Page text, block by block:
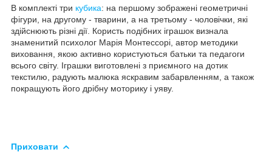
В комплекті три кубика: на першому зображені геометричні
фігури, на другому - тварини, а на третьому - чоловічки, які
здійснюють різні дії. Користь подібних іграшок визнала
знаменитий психолог Марія Монтессорі, автор методики
виховання, якою активно користуються батьки та педагоги
всього світу. Іграшки виготовлені з приємного на дотик
текстилю, радують малюка яскравим забарвленням, а також
покращують його дрібну моторику і уяву.
Приховати